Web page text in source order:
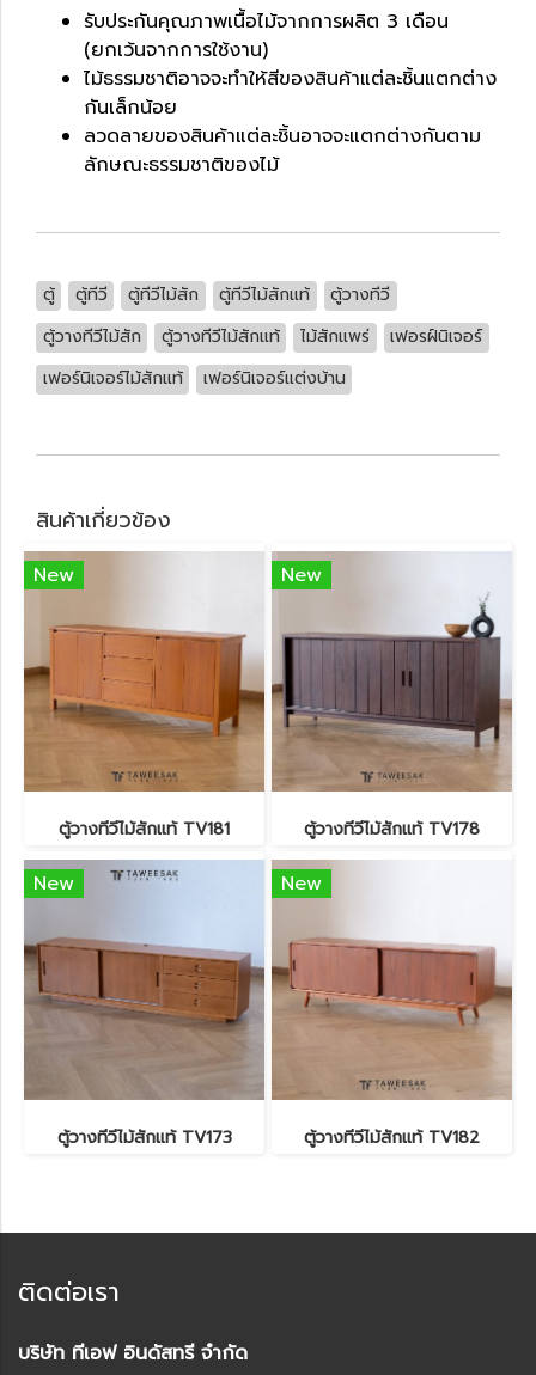
รับประกันคุณภาพเนื้อไม้จากการผลิต 3 เดือน
(ยกเว้นจากการใช้งาน)
ไม้ธรรมชาติอาจจะทำให้สีของสินค้าแต่ละชิ้นแตกต่าง
กันเล็กน้อย
ลวดลายของสินค้าแต่ละชิ้นอาจจะแตกต่างกันตาม
ลักษณะธรรมชาติของไม้
ตู้ ตู้ทีวี ตู้ทีวีไม้สัก ตู้ทีวีไม้สักแท้
ตู้วางทีวี
ตู้วางทีวีไม้สัก
ตู้วางทีวีไม้สักแท้ ไม้สักแพร่
เฟอรฝ์นิเจอร์
เฟอร์นิเจอร์ไม้สักแท้
เฟอร์นิเจอร์แต่งบ้าน
สินค้าเกี่ยวข้อง
New
ตู้วางทีวีไม้สักแท้ TV181
New
ตู้วางทีวีไม้สักแท้ TV178
New
ตู้วางทีวีไม้สักแท้ TV173
New
ตู้วางทีวีไม้สักแท้ TV182
ติดต่อเรา
บริษัท ทีเอฟ อินดัสทรี จำกัด